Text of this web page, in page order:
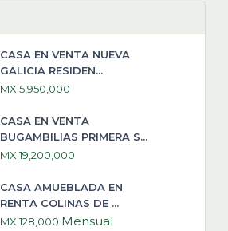
CASA EN VENTA NUEVA
GALICIA RESIDEN...
MX 5,950,000
CASA EN VENTA
BUGAMBILIAS PRIMERA S...
MX 19,200,000
CASA AMUEBLADA EN
RENTA COLINAS DE ...
MX 128,000 Mensual